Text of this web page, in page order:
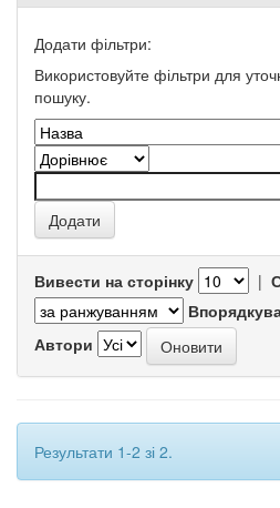
Додати фільтри:
Використовуйте фільтри для
пошуку.
Вивести на сторінку |
Автори
Результати 1-2 зі 2.